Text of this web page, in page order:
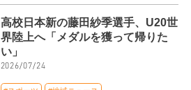
高校日本新の藤田紗季選手、U20世
界陸上へ「メダルを獲って帰りた
い」
2026/07/24